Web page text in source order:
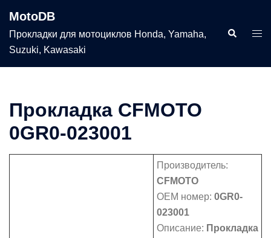
содержимому
MotoDB
Прокладки для мотоциклов Honda, Yamaha,
Suzuki, Kawasaki
Поиск
Прокладка CFMOTO
0GR0-023001
Производитель:
CFMOTO
OEM номер: 0GR0-
023001
Описание: Прокладка